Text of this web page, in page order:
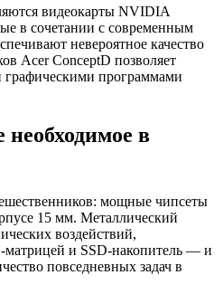
видеокарты NVIDIA
в сочетании с современным
невероятное качество
Acer ConceptD позволяет
графическими программами
в
мощные чипсеты
15 мм. Металлический
воздействий,
матрицей и SSD-накопитель — и
повседневных задач в